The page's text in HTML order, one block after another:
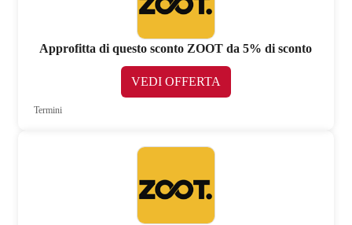
Approfitta di questo sconto ZOOT da 5% di sconto
VEDI OFFERTA
Termini